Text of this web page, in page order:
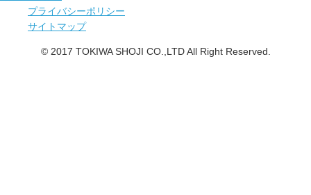
プライバシーポリシー
サイトマップ
© 2017 TOKIWA SHOJI CO.,LTD All Right Reserved.